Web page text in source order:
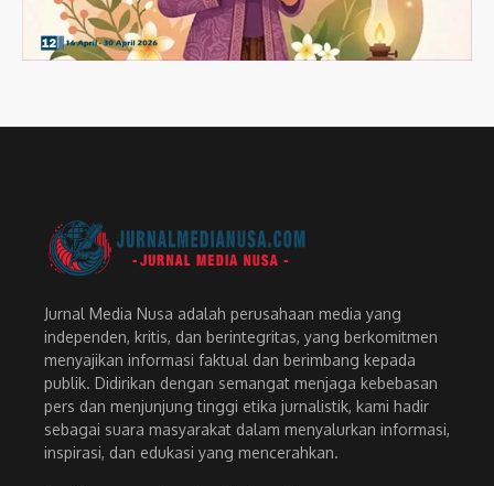
Jurnal Media Nusa adalah perusahaan media yang
independen, kritis, dan berintegritas, yang berkomitmen
menyajikan informasi faktual dan berimbang kepada
publik. Didirikan dengan semangat menjaga kebebasan
pers dan menjunjung tinggi etika jurnalistik, kami hadir
sebagai suara masyarakat dalam menyalurkan informasi,
inspirasi, dan edukasi yang mencerahkan.